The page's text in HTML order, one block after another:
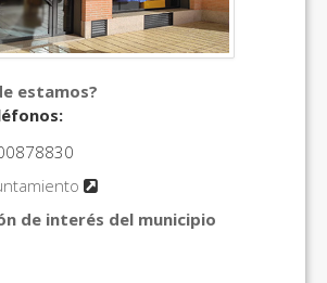
estamos?
de interés del municipio